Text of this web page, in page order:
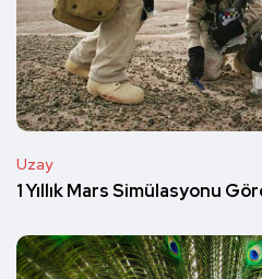
Uzay
1 Yıllık Mars Simülasyonu